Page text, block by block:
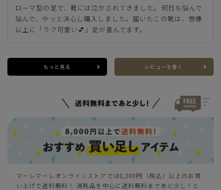
ローマ型の足で、靴には泣かされてきました。何日も悩んで
悩んで、やっと決心し購入しました。届いたこの靴は、想像
以上に「ラク可愛い💕」足が喜んでます。
もっと見る レビューを書く
マーレマーレオンラインストアでは8,000円（税込）以上のお買
い上げで送料無料！ 消耗品を中心に送料無料まであと少し！と